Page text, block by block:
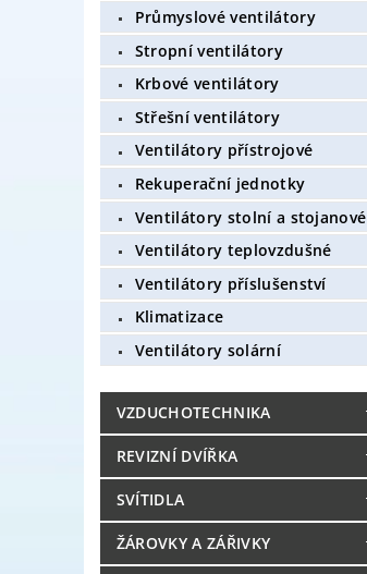
Průmyslové ventilátory
Stropní ventilátory
Krbové ventilátory
Střešní ventilátory
Ventilátory přístrojové
Rekuperační jednotky
Ventilátory stolní a stojanové
Ventilátory teplovzdušné
Ventilátory příslušenství
Klimatizace
Ventilátory solární
VZDUCHOTECHNIKA
REVIZNÍ DVÍŘKA
SVÍTIDLA
ŽÁROVKY A ZÁŘIVKY